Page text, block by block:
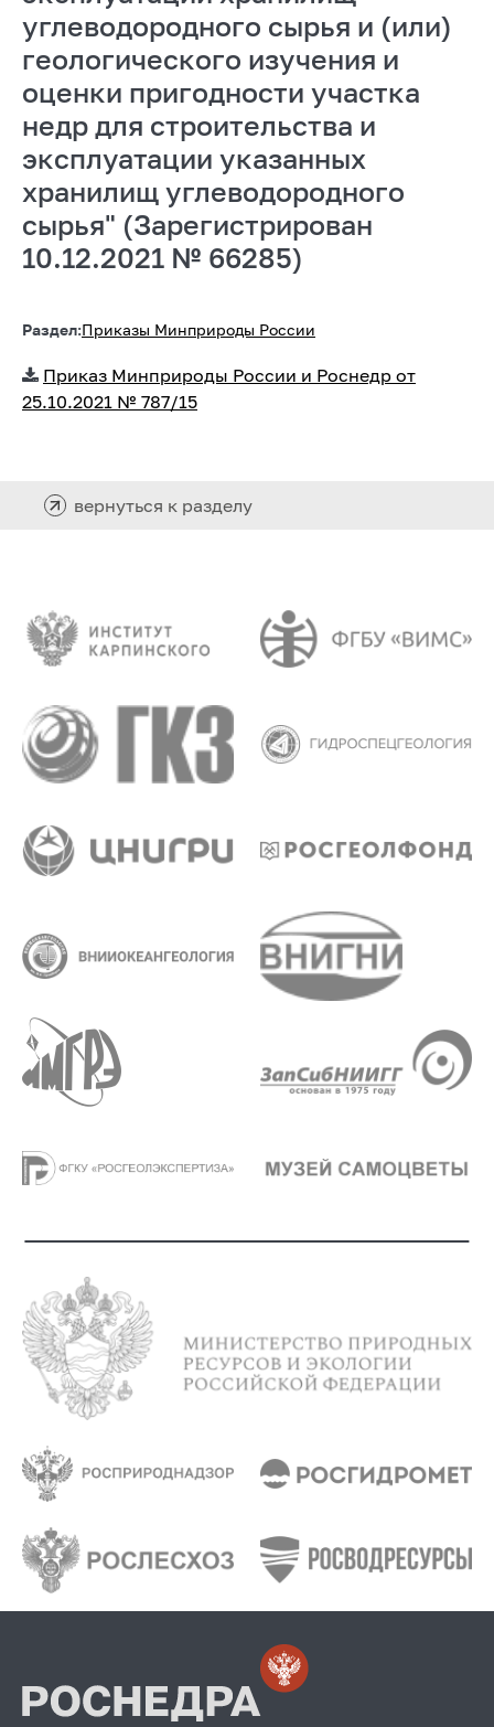
углеводородного сырья и (или)
геологического изучения и
оценки пригодности участка
недр для строительства и
эксплуатации указанных
хранилищ углеводородного
сырья" (Зарегистрирован
10.12.2021 № 66285)
Раздел:Приказы Минприроды России
Приказ Минприроды России и Роснедр от
25.10.2021 № 787/15
вернуться к разделу